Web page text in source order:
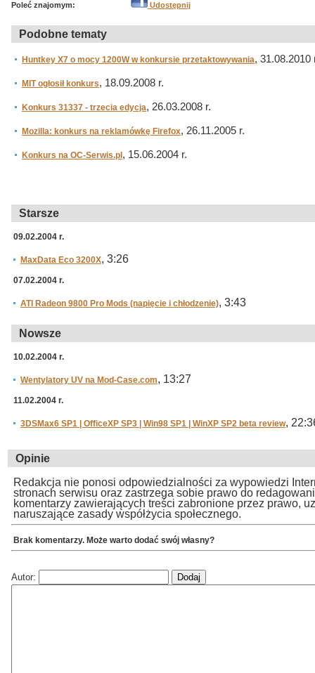
Poleć znajomym: Udostępnij
Podobne tematy
Huntkey X7 o mocy 1200W w konkursie przetaktowywania, 31.08.2010
MIT ogłosił konkurs, 18.09.2008 r.
Konkurs 31337 - trzecia edycja, 26.03.2008 r.
Mozilla: konkurs na reklamówkę Firefox, 26.11.2005 r.
Konkurs na OC-Serwis.pl , 15.06.2004 r.
Starsze
09.02.2004 r.
MaxData Eco 3200X, 3:26
07.02.2004 r.
ATI Radeon 9800 Pro Mods (napięcie i chłodzenie), 3:43
Nowsze
10.02.2004 r.
Wentylatory UV na Mod-Case.com, 13:27
11.02.2004 r.
3DSMax6 SP1 | OfficeXP SP3 | Win98 SP1 | WinXP SP2 beta review,
Opinie
Redakcja nie ponosi odpowiedzialności za wypowiedzi
stronach serwisu oraz zastrzega sobie prawo do
komentarzy zawierających treści zabronione przez prawo,
naruszające zasady współżycia społecznego.
Brak komentarzy. Może warto dodać swój własny?
Autor: